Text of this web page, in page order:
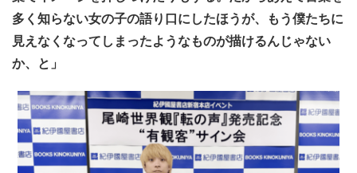
多く知らない女の子の語り口にしたほうが、もう僕たちに
見えなくなってしまったようなものが描けるんじゃない
か、と」